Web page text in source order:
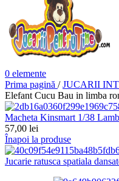
0 elemente
Prima pagină / JUCARII
Elefant Cucu Bau in limba
Macheta Kinsmart 1/38
57,00 lei
Înapoi la produse
Jucarie ratusca spatiala